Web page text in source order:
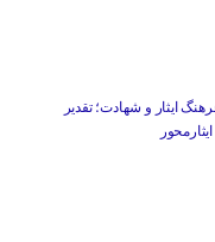
ایثار و شهادت؛ تقدیر